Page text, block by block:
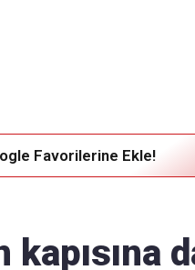
Favorilerine Ekle!